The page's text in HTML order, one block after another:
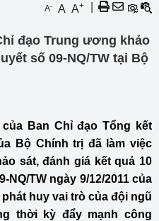
A- A A+
đạo Trung ương khảo
số 09-NQ/TW tại Bộ
Ban Chỉ đạo Tổng kết
Bộ Chính trị đã làm việc
sát, đánh giá kết quả 10
TW ngày 9/12/2011 của
huy vai trò của đội ngũ
thời kỳ đẩy mạnh công